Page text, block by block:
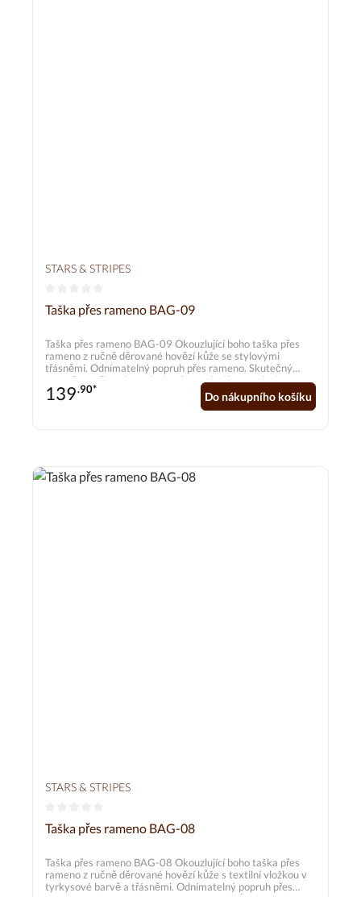
STARS & STRIPES
Průměrné hodnocení 0 z 5 hvězd
Taška přes rameno BAG-09
Taška přes rameno BAG-09 Okouzlující boho taška přes
rameno z ručně děrované hovězí kůže se stylovými
třásněmi. Odnímatelný popruh přes rameno. Skutečný
poutač na oči s výraznými tyrkysovými barevnými
akcenty v boho vzhledu. Rozměry cca 30,5 x 21,6 cm
139.90*
Do nákupního košíku
STARS & STRIPES
Průměrné hodnocení 0 z 5 hvězd
Taška přes rameno BAG-08
Taška přes rameno BAG-08 Okouzlující boho taška přes
rameno z ručně děrované hovězí kůže s textilní vložkou v
tyrkysové barvě a třásněmi. Odnímatelný popruh přes